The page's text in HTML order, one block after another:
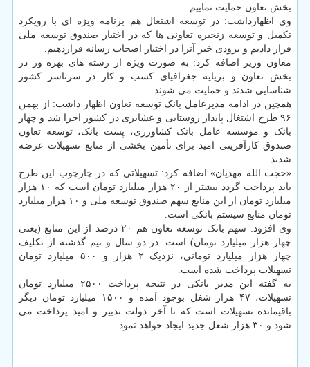
بخش تعاون حمایت نماییم.
وی اظهارداشت: در توسعه اشتغال هم برنامه ویژه ای با رویکرد
تکمیل و توسعه زنجیره تعاونی ها که در اختیار صندوق توسعه ملی
قرار دادیم و بزودی خبر آنرا در اختیار اصحاب رسانه قراردهیم.
معاون وزیر اضافه کرد: به صورت ویژه از رسته های بهره ور در
بخش تعاون و برپایه جغرافیای کسب و کار در سرتاسر کشور
شناسایی شدند و حمایت می شوند.
همچین در ادامه مدیرعامل بانک توسعه تعاون اظهار داشت: از بهمن
۹۶ طرح اشتغال پایدار روستایی و عشایری در کشور اجرا شد و چهار
بانک و موسسه عامل بانک کشاورزی، پست بانک، توسعه تعاون
صندوق کارآفرینی امید برای تأمین بخشی از منابع تسهیلات عرضه
شدند.
«حجت الله مهدیان» اضافه کرد: تسهیلاتی که در چارچوب این طرح
باید پرداخت گردد بیشتر از ۲۰ هزار میلیارد تومان است که ۱۰ هزار
میلیارد تومان از این منابع سهم صندوق توسعه ملی و ۱۰ هزار میلیارد
تومان منابع سیستم بانکی است.
وی افزود: سهم بانک توسعه تعاون هم ۲۰ درصد از این منابع (یعنی
چهار هزار میلیارد تومان) است. در دو سال و نیم گذشته از تکلیف
چهار هزار میلیارد تومانی، نزدیک ۲ هزار و ۵۰۰ میلیارد تومان
تسهیلات پرداخت شده است.
به گفته این مدیر بانکی در نتیجه پرداخت ۲۵۰۰ میلیارد تومان
تسهیلات، ۴۷ هزار شغل بوجود آمده و ۱۵۰۰ میلیارد تومان دیگر
باقیمانده تسهیلات است که تا آخر دولت تدبیر و امید پرداخت می
شود و ۳۰ هزار شغل جدید ایجاد خواهد نمود.